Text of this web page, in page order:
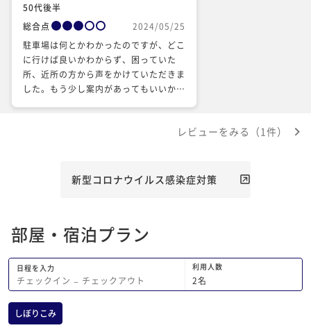
50代後半
総合点
2024/05/25
駐車場は何とかわかったのですが、どこ
に行けば良いかわからず、困っていた
所、近所の方から声をかけていただきま
した。もう少し案内があってもいいかな
レビューをみる（1件）
新型コロナウイルス感染症対策
部屋・宿泊プラン
日程を入力
チェックイン − チェックアウト
利用人数
2名
しぼりこみ